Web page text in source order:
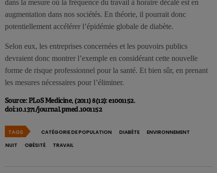
dans la mesure où la fréquence du travail à horaire décalé est en
augmentation dans nos sociétés. En théorie, il pourrait donc
potentiellement accélérer l’épidémie globale de diabète.
Selon eux, les entreprises concernées et les pouvoirs publics
devraient donc montrer l’exemple en considérant cette nouvelle
forme de risque professionnel pour la santé. Et bien sûr, en prenant
les mesures nécessaires pour l’éliminer.
Source: PLoS Medicine, (2011) 8(12): e1001152.
doi:10.1371/journal.pmed.1001152
TAGS CATÉGORIE DE POPULATION DIABÈTE
ENVIRONNEMENT
NUIT
OBÉSITÉ TRAVAIL